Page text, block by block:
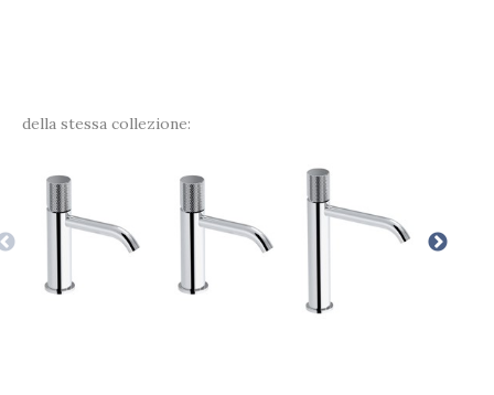
della stessa collezione: